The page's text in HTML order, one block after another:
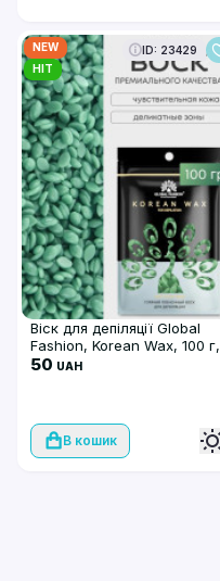
NEW
HIT
ID: 23429
Віск для депіляції Global
Fashion, Korean Wax, 100 г,
плівковий, Aloe
50 UAH
В кошик